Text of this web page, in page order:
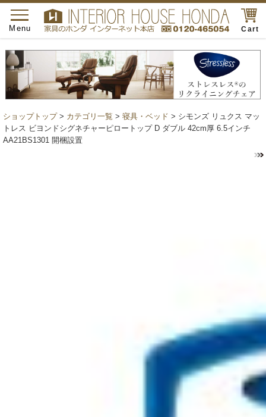
Cart
toggle
navigation
Menu
ショップトップ> カテゴリ一覧 > 寝具・ベッド > シモンズ リュクス マッ
トレス ビヨンドシグネチャーピロートップ D ダブル 42cm厚 6.5インチ
AA21BS1301 開梱設置